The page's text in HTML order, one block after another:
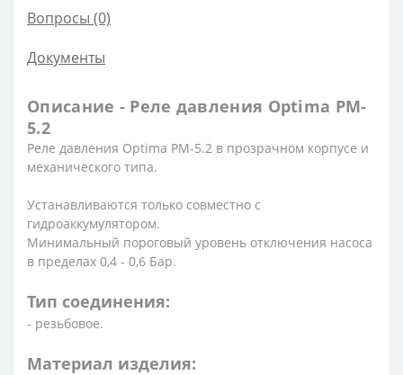
Вопросы (0)
Документы
Описание - Реле давления Optima PM-
5.2
Реле давления Optima PM-5.2 в прозрачном корпусе и
механического типа.
Устанавливаются только совместно с
гидроаккумулятором.
Минимальный пороговый уровень отключения насоса
в пределах 0,4 - 0,6 Бар.
Тип соединения:
- резьбовое.
Материал изделия: